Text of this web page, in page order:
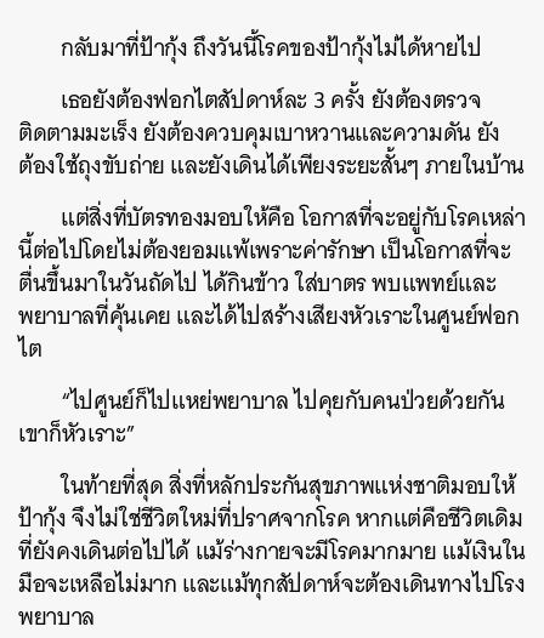
กลับมาที่ป้ากุ้ง ถึงวันนี้โรคของป้ากุ้งไม่ได้หายไป
เธอยังต้องฟอกไตสัปดาห์ละ 3 ครั้ง ยังต้องตรวจ
ติดตามมะเร็ง ยังต้องควบคุมเบาหวานและความดัน ยัง
ต้องใช้ถุงขับถ่าย และยังเดินได้เพียงระยะสั้นๆ ภายในบ้าน
แต่สิ่งที่บัตรทองมอบให้คือ โอกาสที่จะอยู่กับโรคเหล่า
นี้ต่อไปโดยไม่ต้องยอมแพ้เพราะค่ารักษา เป็นโอกาสที่จะ
ตื่นขึ้นมาในวันถัดไป ได้กินข้าว ใส่บาตร พบแพทย์และ
พยาบาลที่คุ้นเคย และได้ไปสร้างเสียงหัวเราะในศูนย์ฟอก
ไต
“ไปศูนย์ก็ไปแหย่พยาบาล ไปคุยกับคนป่วยด้วยกัน
เขาก็หัวเราะ”
ในท้ายที่สุด สิ่งที่หลักประกันสุขภาพแห่งชาติมอบให้
ป้ากุ้ง จึงไม่ใช่ชีวิตใหม่ที่ปราศจากโรค หากแต่คือชีวิตเดิม
ที่ยังคงเดินต่อไปได้ แม้ร่างกายจะมีโรคมากมาย แม้เงินใน
มือจะเหลือไม่มาก และแม้ทุกสัปดาห์จะต้องเดินทางไปโรง
พยาบาล